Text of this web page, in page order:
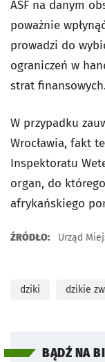
ASF na danym
poważnie
prowadzi do
ograniczeń w
strat finansowych.
W przypadku
Wrocławia, fakt
Inspektoratu
organ, do
afrykańskiego
ŹRÓDŁO: Urząd
dziki dzikie
BĄDŹ NA